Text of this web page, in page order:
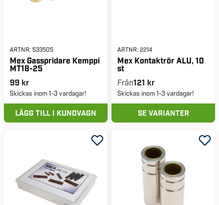
ARTNR: 533505
Mex Gasspridare Kemppi
MT18-25
99 kr
Skickas inom 1-3 vardagar!
LÄGG TILL I KUNDVAGN
ARTNR: 2214
Mex Kontaktrör ALU, 10
st
Från121 kr
Skickas inom 1-3 vardagar!
SE VARIANTER